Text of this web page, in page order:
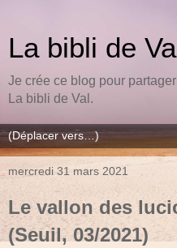
La bibli de
Je crée ce blog pour
La bibli de Val.
mercredi 31 mars 2021
Le vallon des
(Seuil, 03/2021)